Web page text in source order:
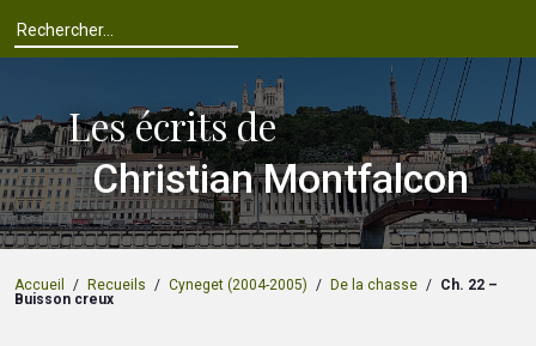
Les écrits de
Christian Montfalcon
Accueil / Recueils / Cyneget (2004-2005) / De la chasse / Ch. 22 –
Buisson creux